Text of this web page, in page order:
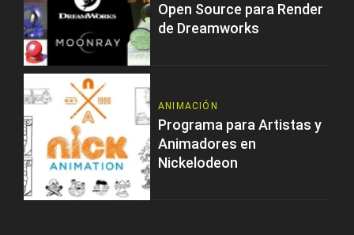
Open Source para Render
de Dreamworks
ANIMACIÓN
Programa para Artistas y
Animadores en
Nickelodeon